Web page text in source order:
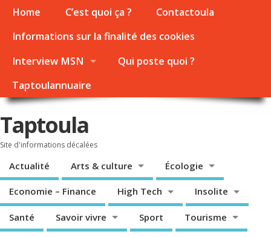
Home C’est quoi ça ?
Contactoula
Informations sur la finalité des cookies
Interview MSN
Qui poste quoi ?
Taptoulannuaire
Taptoula
Site d'informations décalées
Actualité Arts & culture Écologie
Economie – Finance High Tech Insolite
Santé Savoir vivre Sport Tourisme